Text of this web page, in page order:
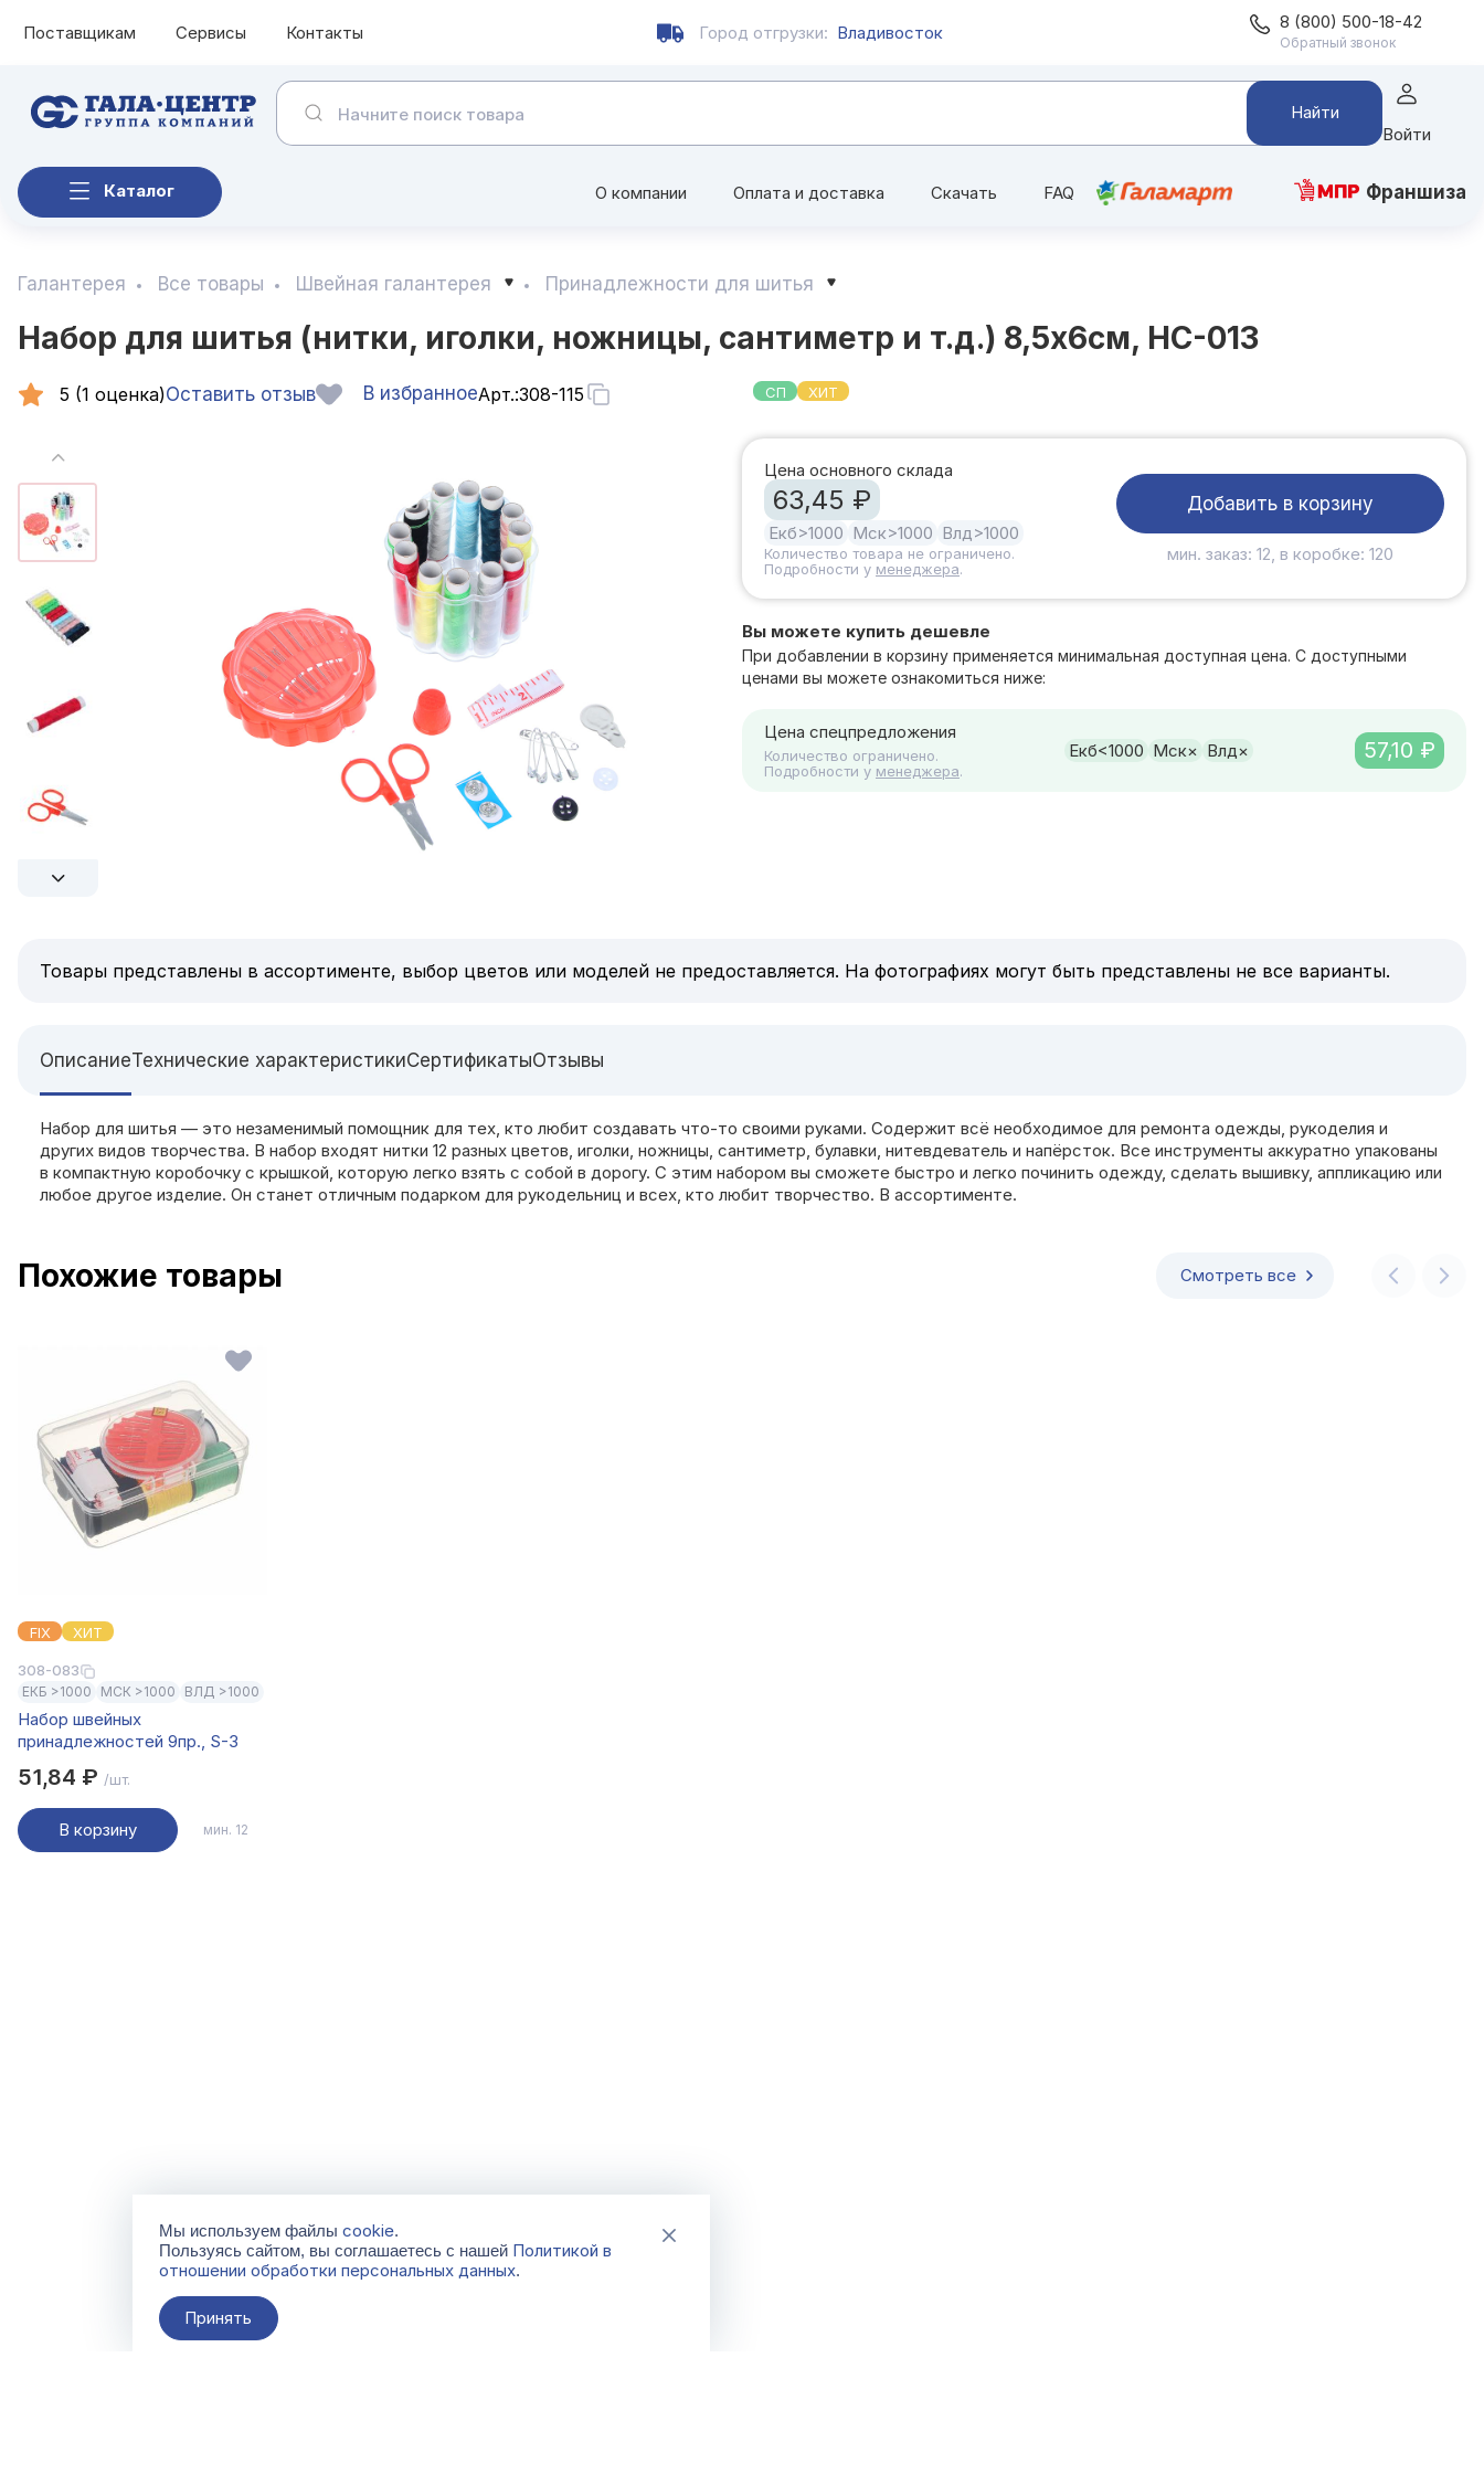
Поставщикам Сервисы Контакты Город отгрузки: Владивосток 8 (800) 500-18-42
Обратный звонок
Найти
Войти
Каталог О компании Оплата и доставка Скачать FAQ Франшиза
Галантерея Все товары Швейная галантерея Принадлежности для шитья
Набор для шитья (нитки, иголки, ножницы, сантиметр и т.д.) 8,5х6см, НС-013
5 (1 оценка)Оставить отзыв В избранноеАрт.:308-115 СП ХИТ
Цена основного склада
63,45 ₽
Екб>1000 Мск>1000 Влд>1000
Количество товара не ограничено.
Подробности у менеджера.
Добавить в корзину
мин. заказ: 12, в коробке: 120
Вы можете купить дешевле
При добавлении в корзину применяется минимальная доступная цена. С доступными
ценами вы можете ознакомиться ниже:
Цена спецпредложения
Количество ограничено.
Подробности у менеджера.
Екб<1000 Мск× Влд× 57,10 ₽
Товары представлены в ассортименте, выбор цветов или моделей не предоставляется. На фотографиях могут быть представлены не все варианты.
ОписаниеТехнические характеристикиСертификатыОтзывы
Набор для шитья — это незаменимый помощник для тех, кто любит создавать что-то своими руками. Содержит всё необходимое для ремонта одежды, рукоделия и
других видов творчества. В набор входят нитки 12 разных цветов, иголки, ножницы, сантиметр, булавки, нитевдеватель и напёрсток. Все инструменты аккуратно упакованы
в компактную коробочку с крышкой, которую легко взять с собой в дорогу. С этим набором вы сможете быстро и легко починить одежду, сделать вышивку, аппликацию или
любое другое изделие. Он станет отличным подарком для рукодельниц и всех, кто любит творчество. В ассортименте.
Похожие товары Смотреть все
FIX ХИТ
308-083
ЕКБ >1000 МСК >1000 ВЛД >1000
Набор швейных
принадлежностей 9пр., S-3
51,84 ₽ /шт.
В корзину мин. 12
Мы используем файлы cookie.
Пользуясь сайтом, вы соглашаетесь с нашей Политикой в
отношении обработки персональных данных.
Принять